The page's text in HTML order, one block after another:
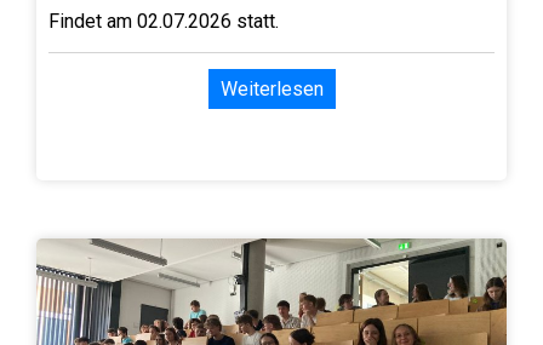
Findet am 02.07.2026 statt.
Weiterlesen